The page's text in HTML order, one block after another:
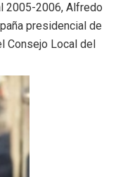
2005-2006, Alfredo
presidencial de
Consejo Local del